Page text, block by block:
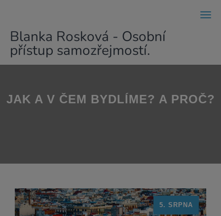
Blanka Rosková - Osobní
přístup samozřejmostí.
JAK A V ČEM BYDLÍME? A PROČ?
5. SRPNA